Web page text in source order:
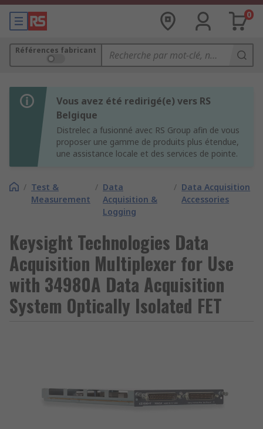
0
Références fabricant
Vous avez été redirigé(e) vers RS
Belgique
Distrelec a fusionné avec RS Group afin de vous
proposer une gamme de produits plus étendue,
une assistance locale et des services de pointe.
/ Test &
Measurement
/ Data
Acquisition &
Logging
/ Data Acquisition
Accessories
Keysight Technologies Data
Acquisition Multiplexer for Use
with 34980A Data Acquisition
System Optically Isolated FET